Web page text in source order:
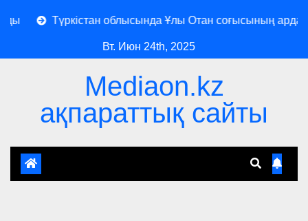
Түркістан облысында Ұлы Отан соғысының ардагері
Вт. Июн 24th, 2025
Mediaon.kz
ақпараттық сайты